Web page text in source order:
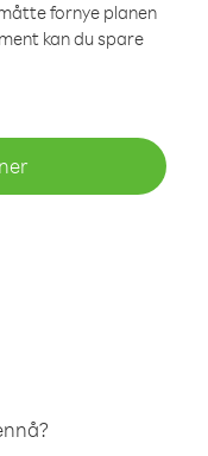
fornye planen
kan du spare